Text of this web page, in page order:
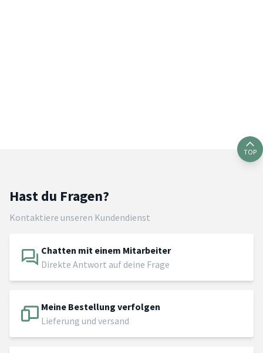
TOP
Hast du Fragen?
Kontaktiere unseren Kundendienst
Chatten mit einem Mitarbeiter
Direkte Antwort auf deine Frage
Meine Bestellung verfolgen
Lieferung und versand